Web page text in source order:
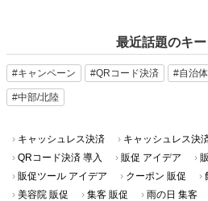
最近話題のキ
#キャンペーン #QRコード決済 #自治
#中部/北陸
キャッシュレス決済 キャッシュレス決
QRコード決済 導入
販促 アイデア
販促ツール アイデア
クーポン 販促
美容院 販促
集客 販促 雨の日 集客